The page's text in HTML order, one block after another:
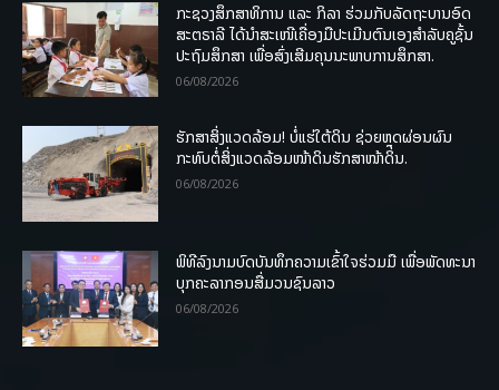
ກະຊວງສຶກສາທິການ ແລະ ກິລາ ຮ່ວມກັບລັດຖະບານອົດ
ສະຕຣາລີ ໄດ້ນຳສະເໜີເຄື່ອງມືປະເມີນຕົນເອງສຳລັບຄູຊັ້ນ
ປະຖົມສຶກສາ ເພື່ອສົ່ງເສີມຄຸນນະພາບການສຶກສາ.
06/08/2026
ຮັກສາສິ່ງແວດລ້ອມ! ບໍ່ແຮ່ໃຕ້ດິນ ຊ່ວຍຫຼຸດຜ່ອນຜົນ
ກະທົບຕໍ່ສິ່ງແວດລ້ອມໜ້າດິນຮັກສາໜ້າດິນ.
06/08/2026
ພິທີລົງນາມບົດບັນທຶກຄວາມເຂົ້າໃຈຮ່ວມມື ເພື່ອພັດທະນາ
ບຸກຄະລາກອນສື່ມວນຊົນລາວ
06/08/2026